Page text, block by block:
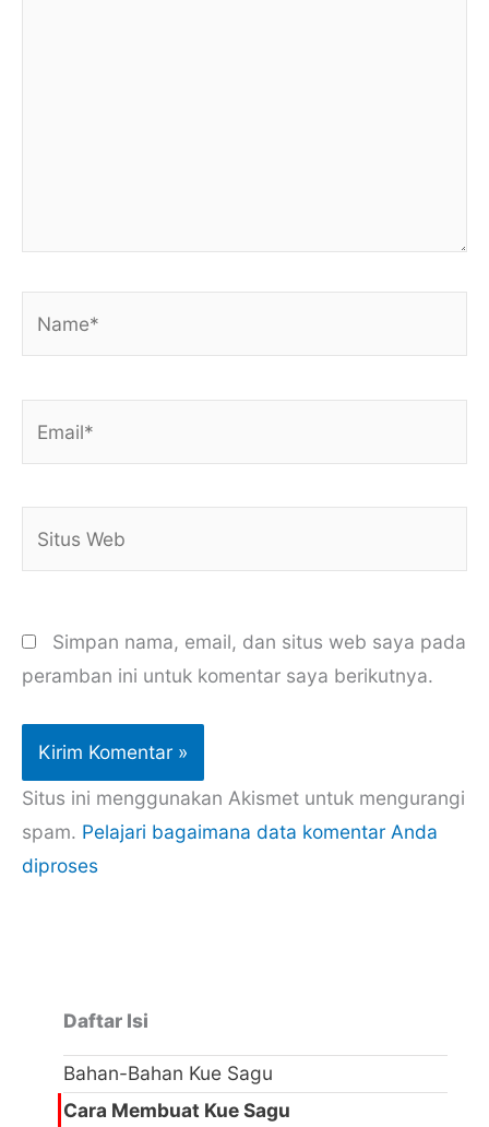
Simpan nama, email, dan situs web saya pada
peramban ini untuk komentar saya berikutnya.
Situs ini menggunakan Akismet untuk mengurangi
spam. Pelajari bagaimana data komentar Anda
diproses
Daftar Isi
Bahan-Bahan Kue Sagu
Cara Membuat Kue Sagu